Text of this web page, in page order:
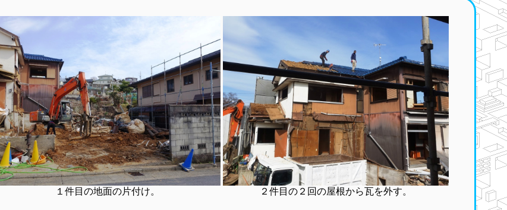
１件目の地面の片付け。 ２件目の２回の屋根から瓦を外す。